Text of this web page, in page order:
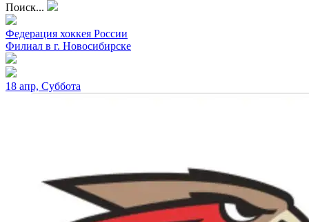
Поиск...
Федерация хоккея России
Филиал в г. Новосибирске
18 апр, Суббота